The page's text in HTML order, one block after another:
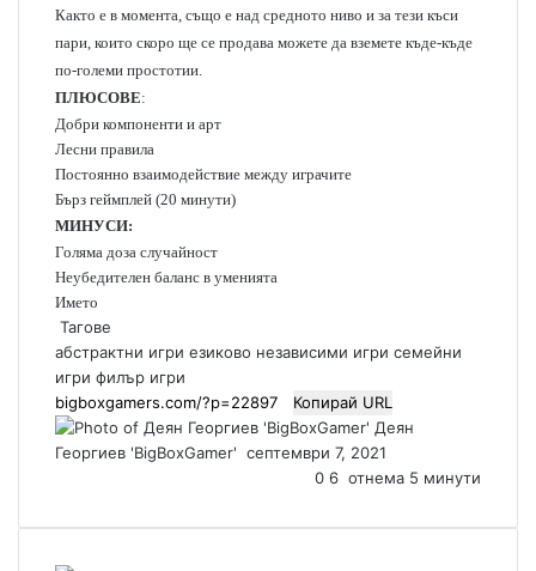
Както е в момента, също е над средното ниво и за тези къси
пари, които скоро ще се продава можете да вземете къде-къде
по-големи простотии.
ПЛЮСОВЕ:
Добри компоненти и арт
Лесни правила
Постоянно взаимодействие между играчите
Бърз геймплей (20 минути)
МИНУСИ:
Голяма доза случайност
Неубедителен баланс в уменията
Името
Тагове
абстрактни игри езиково независими игри семейни
игри филър игри
Копирай URL
Деян
Георгиев 'BigBoxGamer' S
d
септември 7, 2021
0 6 отнема 5 минути